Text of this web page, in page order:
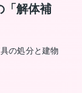
「解体補
の処分と建物